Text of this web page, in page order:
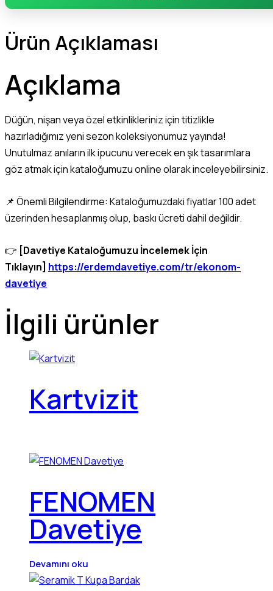
Ürün Açıklaması
Açıklama
Düğün, nişan veya özel etkinlikleriniz için titizlikle
hazırladığımız yeni sezon koleksiyonumuz yayında!
Unutulmaz anıların ilk ipucunu verecek en şık tasarımlara
göz atmak için kataloğumuzu online olarak inceleyebilirsiniz.
📌 Önemli Bilgilendirme: Kataloğumuzdaki fiyatlar 100 adet
üzerinden hesaplanmış olup, baskı ücreti dahil değildir.
👉 [Davetiye Kataloğumuzu İncelemek İçin
Tıklayın] https://erdemdavetiye.com/tr/ekonom-
davetiye
İlgili ürünler
Kartvizit
FENOMEN
Davetiye
Devamını oku